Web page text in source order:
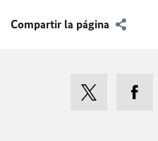
Compartir la página